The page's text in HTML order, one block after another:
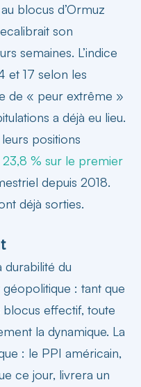
blocus d’Ormuz
son
semaines. L’indice
et 17 selon les
de « peur extrême »
a déjà eu lieu.
positions
23,8 % sur le premier
depuis 2018.
déjà sorties.
durabilité du
: tant que
blocus effectif, toute
la dynamique. La
: le PPI américain,
ce jour, livrera un